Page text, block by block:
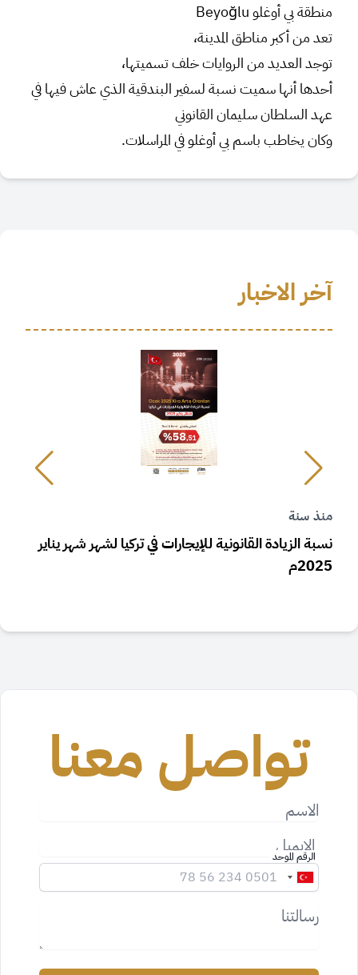
منطقة بي أوغلو Beyoğlu
تعد من أكبر مناطق المدينة،
توجد العديد من الروايات خلف تسميتها،
أحدها أنها سميت نسبة لسفير البندقية الذي عاش فيها في
عهد السلطان سليمان القانوني
وكان يخاطب باسم بي أوغلو في المراسلات.
آخر الاخبار
منذ سنة
نسبة الزيادة القانونية للإيجارات في تركيا لشهر شهر يناير
2025م
تواصل معنا
الرقم الموحد